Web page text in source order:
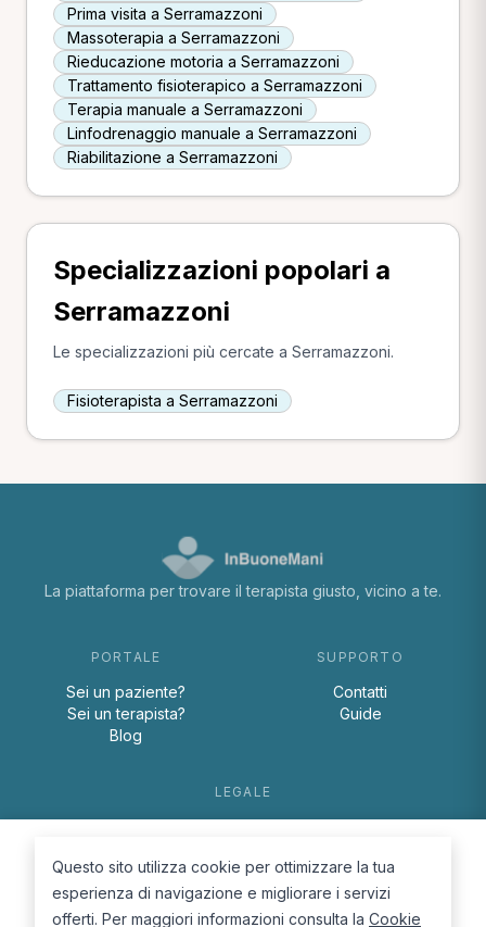
Prima visita a Serramazzoni
Massoterapia a Serramazzoni
Rieducazione motoria a Serramazzoni
Trattamento fisioterapico a Serramazzoni
Terapia manuale a Serramazzoni
Linfodrenaggio manuale a Serramazzoni
Riabilitazione a Serramazzoni
Specializzazioni popolari a
Serramazzoni
Le specializzazioni più cercate a Serramazzoni.
Fisioterapista a Serramazzoni
La piattaforma per trovare il terapista giusto, vicino a te.
PORTALE
Sei un paziente?
Sei un terapista?
Blog
SUPPORTO
Contatti
Guide
LEGALE
Cookie Policy
Questo sito utilizza cookie per ottimizzare la tua
esperienza di navigazione e migliorare i servizi
offerti. Per maggiori informazioni consulta la Cookie